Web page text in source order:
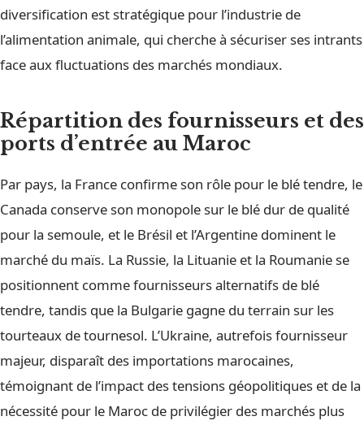
diversification est stratégique pour l’industrie de
l’alimentation animale, qui cherche à sécuriser ses intrants
face aux fluctuations des marchés mondiaux.
Répartition des fournisseurs et des
ports d’entrée au Maroc
Par pays, la France confirme son rôle pour le blé tendre, le
Canada conserve son monopole sur le blé dur de qualité
pour la semoule, et le Brésil et l’Argentine dominent le
marché du maïs. La Russie, la Lituanie et la Roumanie se
positionnent comme fournisseurs alternatifs de blé
tendre, tandis que la Bulgarie gagne du terrain sur les
tourteaux de tournesol. L’Ukraine, autrefois fournisseur
majeur, disparaît des importations marocaines,
témoignant de l’impact des tensions géopolitiques et de la
nécessité pour le Maroc de privilégier des marchés plus